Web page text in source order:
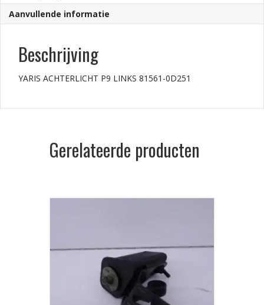
Aanvullende informatie
Beschrijving
YARIS ACHTERLICHT P9 LINKS 81561-0D251
Gerelateerde producten